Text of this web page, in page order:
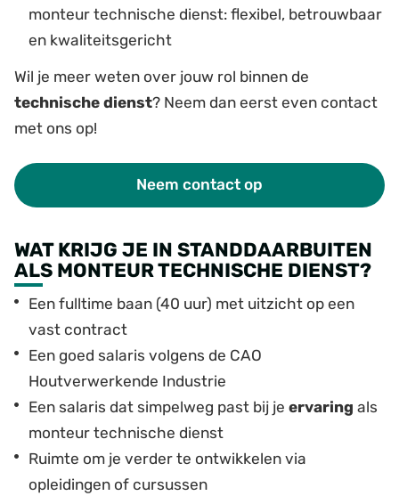
monteur technische dienst: flexibel, betrouwbaar
en kwaliteitsgericht
Wil je meer weten over jouw rol binnen de
technische dienst? Neem dan eerst even contact
met ons op!
Neem contact op
WAT KRIJG JE IN STANDDAARBUITEN
ALS MONTEUR TECHNISCHE DIENST?
Een fulltime baan (40 uur) met uitzicht op een
vast contract
Een goed salaris volgens de CAO
Houtverwerkende Industrie
Een salaris dat simpelweg past bij je ervaring als
monteur technische dienst
Ruimte om je verder te ontwikkelen via
opleidingen of cursussen